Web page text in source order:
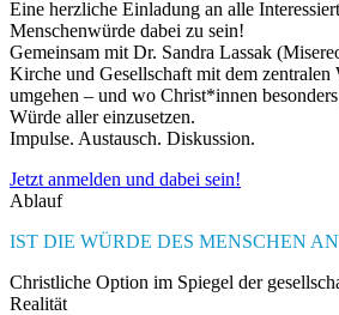
Eine herzliche Einladung an alle
Menschenwürde dabei zu sein!
Gemeinsam mit Dr. Sandra Lassak
Kirche und Gesellschaft mit dem zentralen
umgehen – und wo Christ*innen
Würde aller einzusetzen.
Impulse. Austausch. Diskussion.
Jetzt anmelden und dabei sein!
Ablauf
IST DIE WÜRDE DES MENSCHEN
Christliche Option im Spiegel der
Realität